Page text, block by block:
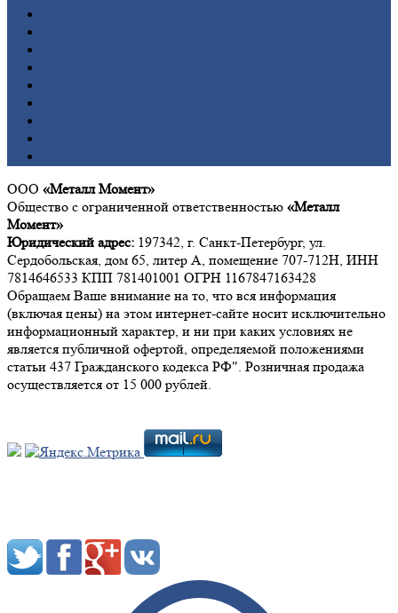
ООО «Металл Момент»
Общество с ограниченной ответственностью «Металл
Момент»
Юридический адрес: 197342, г. Санкт-Петербург, ул.
Сердобольская, дом 65, литер А, помещение 707-712Н, ИНН
7814646533 КПП 781401001 ОГРН 1167847163428
Обращаем Ваше внимание на то, что вся информация
(включая цены) на этом интернет-сайте носит исключительно
информационный характер, и ни при каких условиях не
является публичной офертой, определяемой положениями
статьи 437 Гражданского кодекса РФ". Розничная продажа
осуществляется от 15 000 рублей.